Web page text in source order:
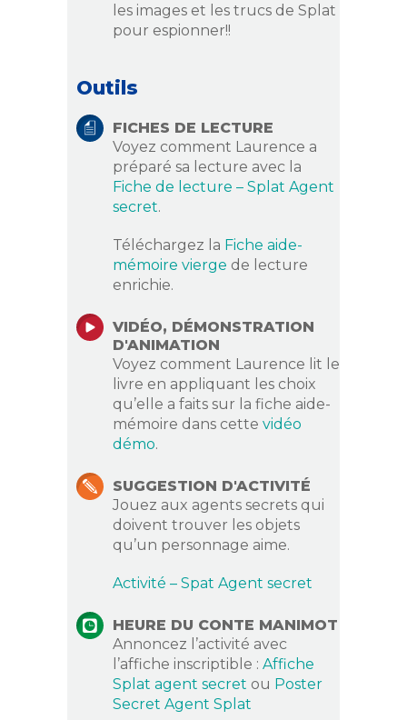
les images et les trucs de Splat
pour espionner!!
Outils
FICHES DE LECTURE
Voyez comment Laurence a
préparé sa lecture avec la
Fiche de lecture – Splat Agent
secret.
Téléchargez la Fiche aide-
mémoire vierge de lecture
enrichie.
VIDÉO, DÉMONSTRATION
D'ANIMATION
Voyez comment Laurence lit le
livre en appliquant les choix
qu’elle a faits sur la fiche aide-
mémoire dans cette vidéo
démo.
SUGGESTION D'ACTIVITÉ
Jouez aux agents secrets qui
doivent trouver les objets
qu’un personnage aime.
Activité – Spat Agent secret
HEURE DU CONTE MANIMOT
Annoncez l’activité avec
l’affiche inscriptible : Affiche
Splat agent secret ou Poster
Secret Agent Splat